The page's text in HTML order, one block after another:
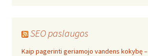
SEO paslaugos
Kaip pagerinti geriamojo vandens kokybę –